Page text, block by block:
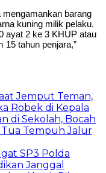
mengamankan barang
kuning milik pelaku.
ayat 2 ke 3 KHUP atau
15 tahun penjara,”
Jemput Teman,
Robek di Kepala
di Sekolah, Bocah
Tua Tempuh Jalur
SP3 Polda
Janggal